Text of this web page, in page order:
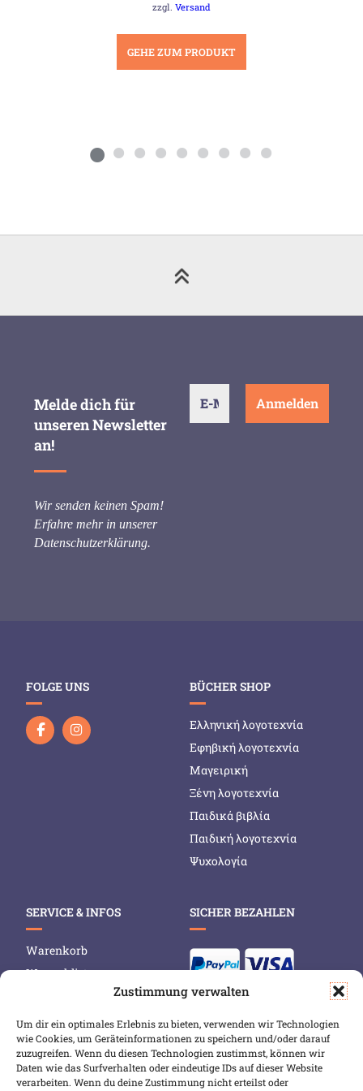
Zustimmung verwalten
Um dir ein optimales Erlebnis zu bieten, verwenden wir Technologien
wie Cookies, um Geräteinformationen zu speichern und/oder darauf
zuzugreifen. Wenn du diesen Technologien zustimmst, können wir
Daten wie das Surfverhalten oder eindeutige IDs auf dieser Website
verarbeiten. Wenn du deine Zustimmung nicht erteilst oder
19,00 €
zzgl.Versand
GEHE ZUM PRODUKT
Melde dich für
unseren Newsletter
an!
Wir senden keinen Spam!
Erfahre mehr in unserer
Datenschutzerklärung.
FOLGE UNS BÜCHER SHOP
Ελληνική λογοτεχνία
Εφηβική λογοτεχνία
Μαγειρική
Ξένη λογοτεχνία
Παιδικά βιβλία
Παιδική λογοτεχνία
Ψυχολογία
SERVICE & INFOS
Warenkorb
Wunschliste
Versand & Lieferung
Zahlungsweisen
Widerruf
SICHER BEZAHLEN